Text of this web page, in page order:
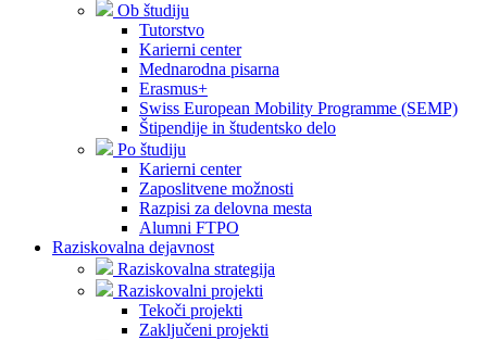
Ob študiju
Tutorstvo
Karierni center
Mednarodna pisarna
Erasmus+
Swiss European Mobility Programme (SEMP)
Štipendije in študentsko delo
Po študiju
Karierni center
Zaposlitvene možnosti
Razpisi za delovna mesta
Alumni FTPO
Raziskovalna dejavnost
Raziskovalna strategija
Raziskovalni projekti
Tekoči projekti
Zaključeni projekti